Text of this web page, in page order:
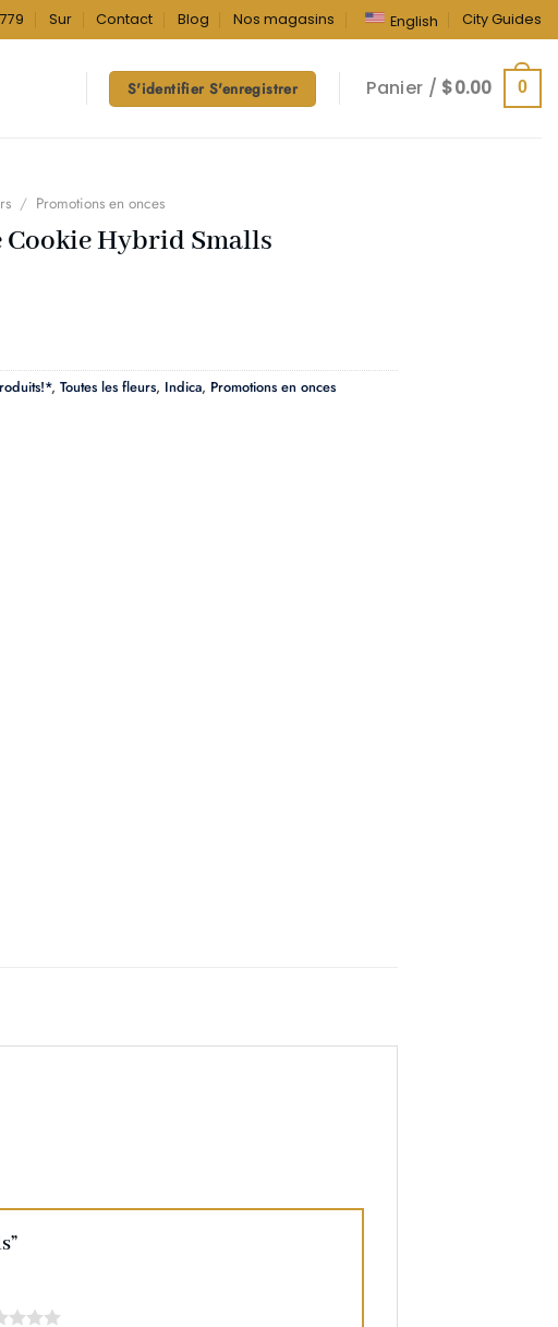
Sur Contact Blog Nos magasins English City Guides
S'identifier S'enregistrer Panier / $0.00 0
/ Promotions en onces
Cookie Hybrid Smalls
, Toutes les fleurs, Indica, Promotions en onces